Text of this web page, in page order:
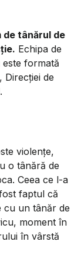
de tânărul de
Echipa de
formată
Direcției de
violențe,
o tânără de
Ceea ce l-a
faptul că
cu un tânăr de
moment în
în vârstă